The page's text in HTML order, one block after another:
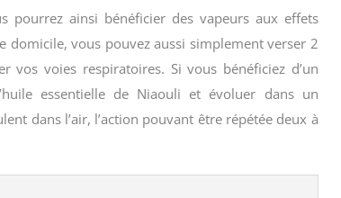
pourrez ainsi bénéficier des vapeurs aux effets
domicile, vous pouvez aussi simplement verser 2
voies respiratoires. Si vous bénéficiez d’un
essentielle de Niaouli et évoluer dans un
dans l’air, l’action pouvant être répétée deux à